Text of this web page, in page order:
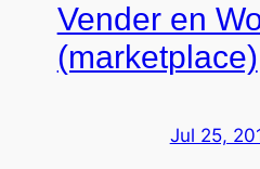
Vender en
(marketplace)
Jul 25,